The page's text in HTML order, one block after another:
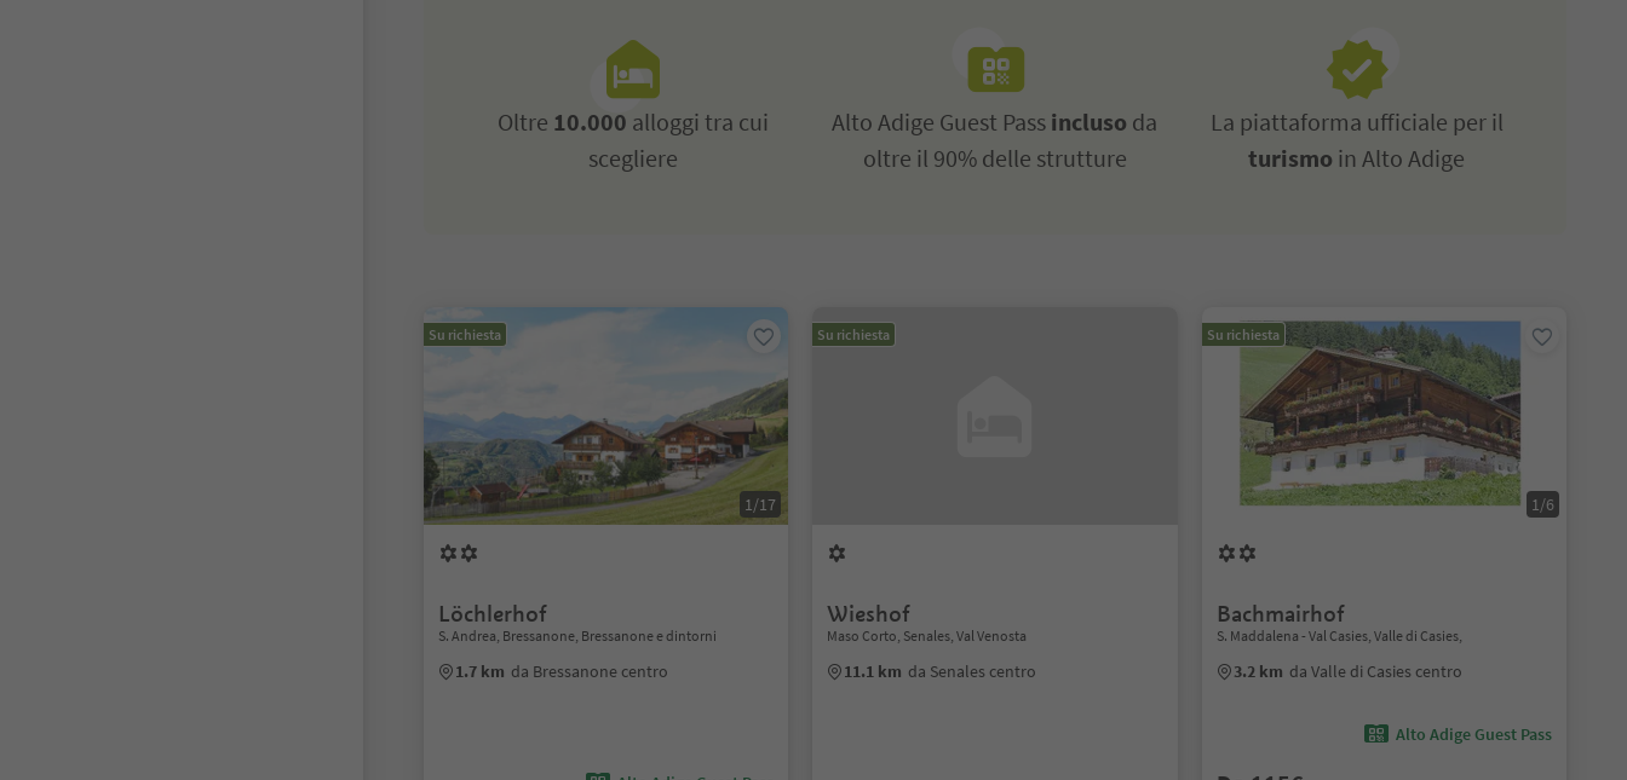
Oltre 10.000 alloggi tra cui
scegliere
Alto Adige Guest Pass incluso da
oltre il 90% delle strutture
La piattaforma ufficiale per il
turismo in Alto Adige
Su richiesta
1/17
Löchlerhof
S. Andrea, Bressanone, Bressanone e dintorni
1.7 km da Bressanone centro
Su richiesta
Wieshof
Maso Corto, Senales, Val Venosta
11.1 km da Senales centro
Su richiesta
1/6
Bachmairhof
S. Maddalena - Val Casies, Valle di Casies,
3.2 km da Valle di Casies centro
Alto Adige Guest Pass